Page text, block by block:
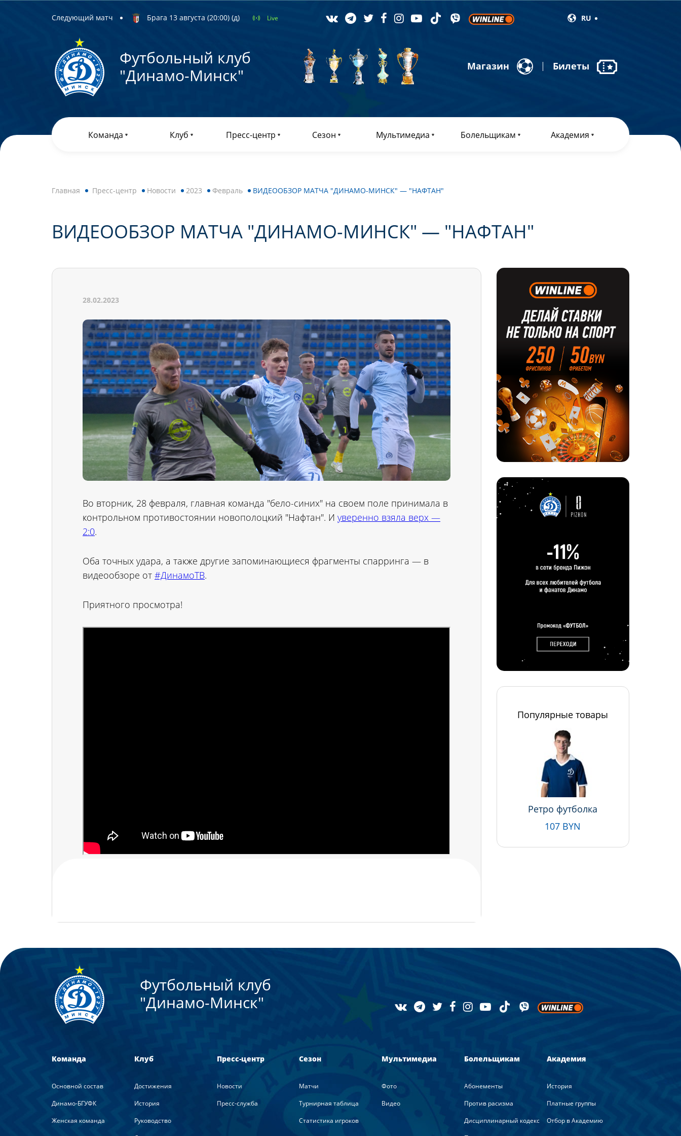
Следующий матч Брага 13 августа (20:00) (д) Live RU
Футбольный клуб
"Динамо-Минск"
Магазин Билеты
Команда Клуб Пресс-центр Сезон Мультимедиа Болельщикам Академия
Главная Пресс-центр Новости 2023 Февраль ВИДЕООБЗОР МАТЧА "ДИНАМО-МИНСК" — "НАФТАН"
ВИДЕООБЗОР МАТЧА "ДИНАМО-МИНСК" — "НАФТАН"
28.02.2023
Во вторник, 28 февраля, главная команда "бело-синих" на своем поле принимала в
контрольном противостоянии новополоцкий "Нафтан". И уверенно взяла верх —
2:0.
Оба точных удара, а также другие запоминающиеся фрагменты спарринга — в
видеообзоре от #ДинамоТВ.
Приятного просмотра!
Популярные товары
Ретро футболка
107 BYN
Футбольный клуб
"Динамо-Минск"
Команда
Основной состав
Динамо-БГУФК
Женская команда
Клуб
Достижения
История
Руководство
Пресс-центр
Новости
Пресс-служба
Сезон
Матчи
Турнирная таблица
Статистика игроков
Мультимедиа
Фото
Видео
Болельщикам
Абонементы
Против расизма
Дисциплинарный кодекс
Академия
История
Платные группы
Отбор в Академию